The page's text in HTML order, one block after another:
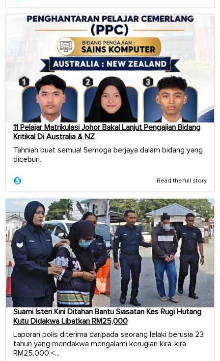
11 Pelajar Matrikulasi Johor Bakal Lanjut Pengajian Bidang
Kritikal Di Australia & NZ
Tahniah buat semua! Semoga berjaya dalam bidang yang
diceburi.
Read the full story
Suami Isteri Kini Ditahan Bantu Siasatan Kes Rugi Hutang
Kutu Didakwa Libatkan RM25,000
Laporan polis diterima daripada seorang lelaki berusia 23
tahun yang mendakwa mengalami kerugian kira-kira
RM25,000.<...